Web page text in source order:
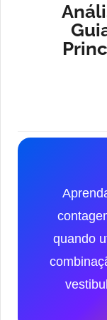
quando